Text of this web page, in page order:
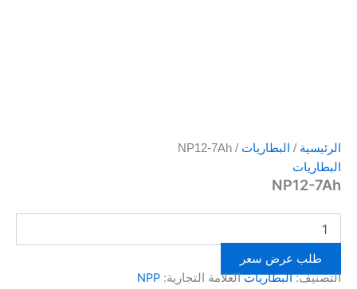
الرئيسية / البطاريات / NP12-7Ah
البطاريات
NP12-7Ah
طلب عرض سعر
التصنيف:البطاريات العلامة التجارية: NPP